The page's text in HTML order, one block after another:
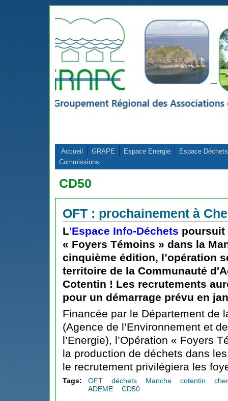
Accueil GRAPE Espace Energie
Espace Déchets
Commissions
CD50
OFT : prochainement à
L'Espace Info-Déchets poursuit
« Foyers Témoins » dans la
cinquième édition, l’opération
territoire de la Communauté
Cotentin ! Les recrutements
pour un démarrage prévu en
Financée par le Département de
(Agence de l’Environnement et
l’Energie), l’Opération « Foyers
la production de déchets dans
le recrutement privilégiera les
Tags: OFT déchets Manche cotentin
ADEME
CD50